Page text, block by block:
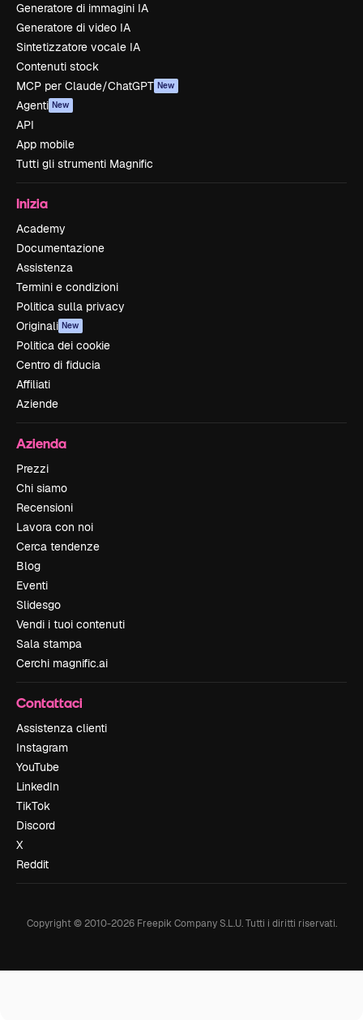
Generatore di immagini IA
Generatore di video IA
Sintetizzatore vocale IA
Contenuti stock
MCP per Claude/ChatGPT New
Agenti New
API
App mobile
Tutti gli strumenti Magnific
Inizia
Academy
Documentazione
Assistenza
Termini e condizioni
Politica sulla privacy
Originali New
Politica dei cookie
Centro di fiducia
Affiliati
Aziende
Azienda
Prezzi
Chi siamo
Recensioni
Lavora con noi
Cerca tendenze
Blog
Eventi
Slidesgo
Vendi i tuoi contenuti
Sala stampa
Cerchi magnific.ai
Contattaci
Assistenza clienti
Instagram
YouTube
LinkedIn
TikTok
Discord
X
Reddit
Copyright © 2010-2026Freepik Company S.L.U. Tutti i diritti riservati.